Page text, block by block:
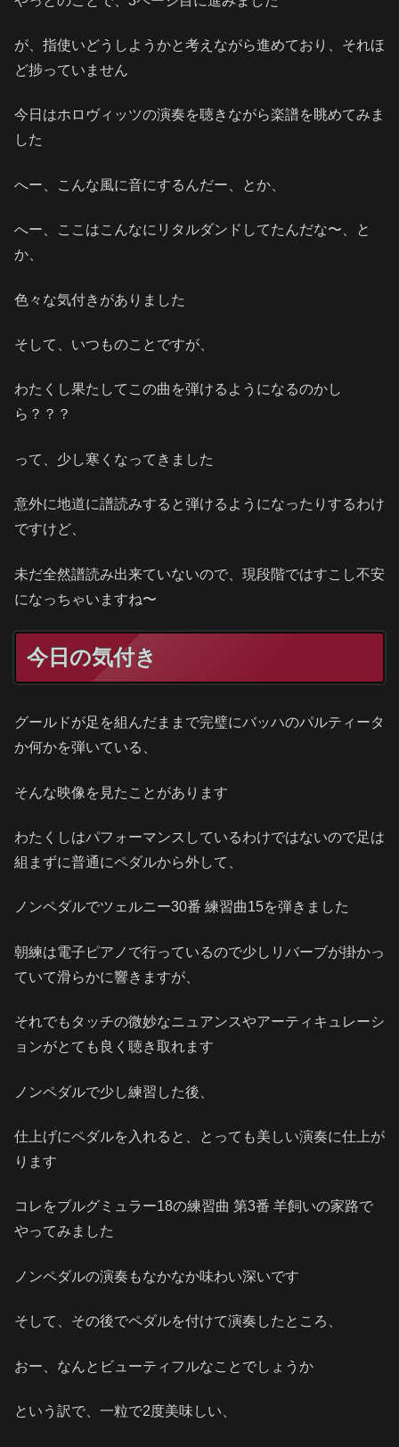
が、指使いどうしようかと考えながら進めており、それほ
ど捗っていません
今日はホロヴィッツの演奏を聴きながら楽譜を眺めてみま
した
へー、こんな風に音にするんだー、とか、
へー、ここはこんなにリタルダンドしてたんだな〜、と
か、
色々な気付きがありました
そして、いつものことですが、
わたくし果たしてこの曲を弾けるようになるのかし
ら？？？
って、少し寒くなってきました
意外に地道に譜読みすると弾けるようになったりするわけ
ですけど、
未だ全然譜読み出来ていないので、現段階ではすこし不安
になっちゃいますね〜
今日の気付き
グールドが足を組んだままで完璧にバッハのパルティータ
か何かを弾いている、
そんな映像を見たことがあります
わたくしはパフォーマンスしているわけではないので足は
組まずに普通にペダルから外して、
ノンペダルでツェルニー30番 練習曲15を弾きました
朝練は電子ピアノで行っているので少しリバーブが掛かっ
ていて滑らかに響きますが、
それでもタッチの微妙なニュアンスやアーティキュレーシ
ョンがとても良く聴き取れます
ノンペダルで少し練習した後、
仕上げにペダルを入れると、とっても美しい演奏に仕上が
ります
コレをブルグミュラー18の練習曲 第3番 羊飼いの家路で
やってみました
ノンペダルの演奏もなかなか味わい深いです
そして、その後でペダルを付けて演奏したところ、
おー、なんとビューティフルなことでしょうか
という訳で、一粒で2度美味しい、